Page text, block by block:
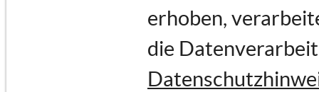
erhoben,
die